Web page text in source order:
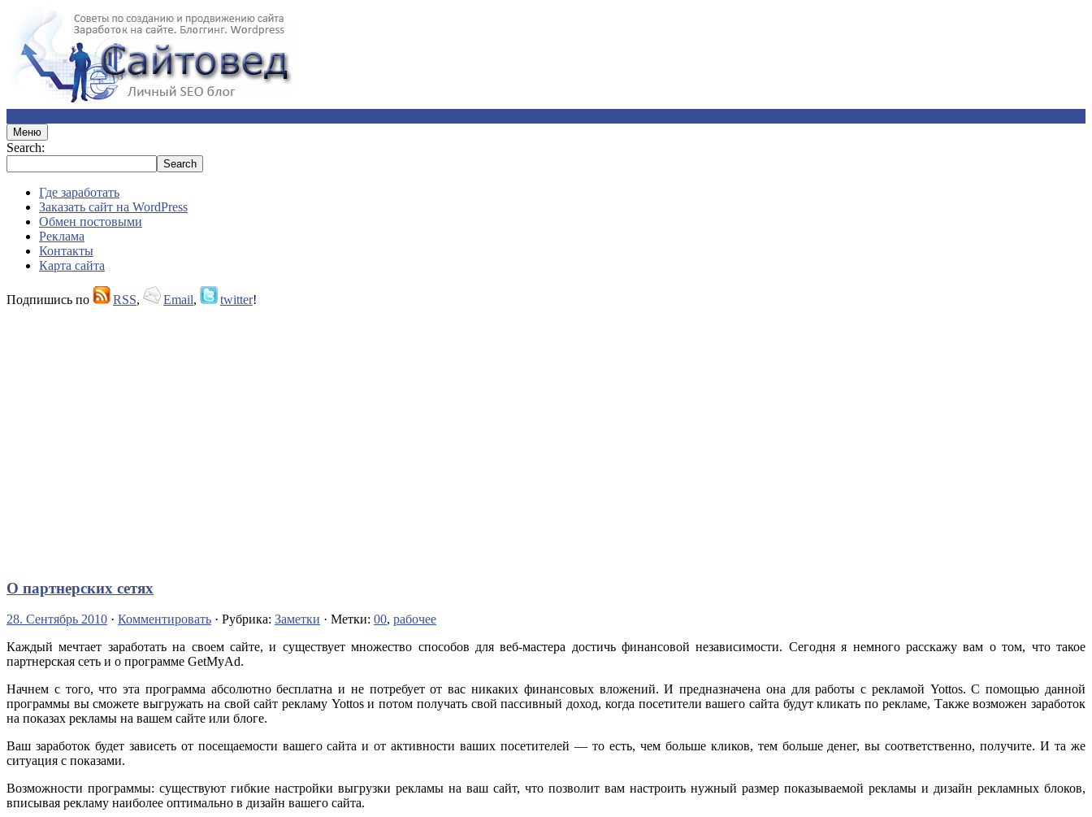
Меню
Search:
Где заработать
Заказать сайт на WordPress
Обмен постовыми
Реклама
Контакты
Карта сайта
Подпишись по RSS, Email, twitter!
О партнерских сетях
28. Сентябрь 2010 · Комментировать · Рубрика: Заметки · Метки: 00, рабочее
Каждый мечтает заработать на своем сайте, и существует множество способов для веб-мастера достичь финансовой независимости. Сегодня я немного расскажу вам о том, что такое
партнерская сеть и о программе GetMyAd.
Начнем с того, что эта программа абсолютно бесплатна и не потребует от вас никаких финансовых вложений. И предназначена она для работы с рекламой Yottos. С помощью данной
программы вы сможете выгружать на свой сайт рекламу Yottos и потом получать свой пассивный доход, когда посетители вашего сайта будут кликать по рекламе, Также возможен заработок
на показах рекламы на вашем сайте или блоге.
Ваш заработок будет зависеть от посещаемости вашего сайта и от активности ваших посетителей — то есть, чем больше кликов, тем больше денег, вы соответственно, получите. И та же
ситуация с показами.
Возможности программы: существуют гибкие настройки выгрузки рекламы на ваш сайт, что позволит вам настроить нужный размер показываемой рекламы и дизайн рекламных блоков,
вписывая рекламу наиболее оптимально в дизайн вашего сайта.